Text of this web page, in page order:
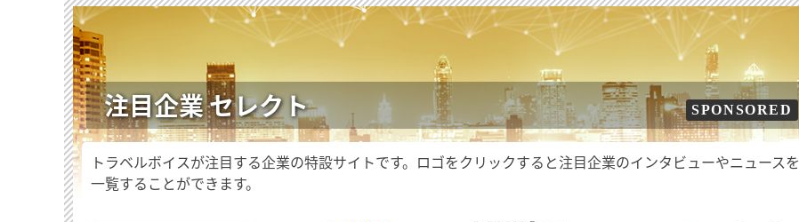
注目企業 セレクト SPONSORED
トラベルボイスが注目する企業の特設サイトです。ロゴをクリックすると注目企業のインタビューやニュースを
一覧することができます。